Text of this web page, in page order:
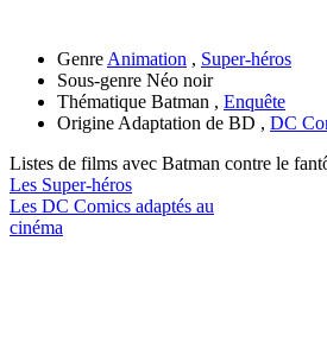
Genre Animation , Super-héros
Sous-genre Néo noir
Thématique Batman , Enquête
Origine Adaptation de BD , DC
Listes de films avec Batman contre le
Les Super-héros
Les DC Comics adaptés au
cinéma